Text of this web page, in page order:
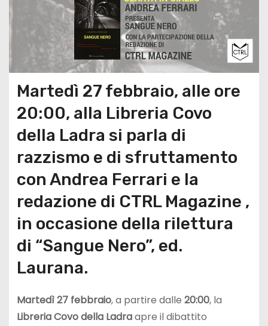
Martedì 27 febbraio, alle ore
20:00, alla Libreria Covo
della Ladra si parla di
razzismo e di sfruttamento
con Andrea Ferrari e la
redazione di CTRL Magazine ,
in occasione della rilettura
di “Sangue Nero”, ed.
Laurana.
Martedì 27 febbraio, a partire dalle 20:00, la
Libreria Covo della Ladraapre il dibattito